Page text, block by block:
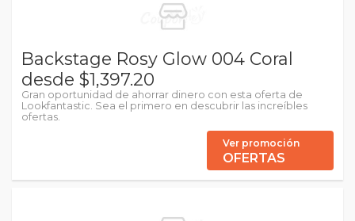
Backstage Rosy Glow 004 Coral
desde $1,397.20
Gran oportunidad de ahorrar dinero con esta oferta de
Lookfantastic. Sea el primero en descubrir las increíbles
ofertas.
Ver promoción
OFERTAS